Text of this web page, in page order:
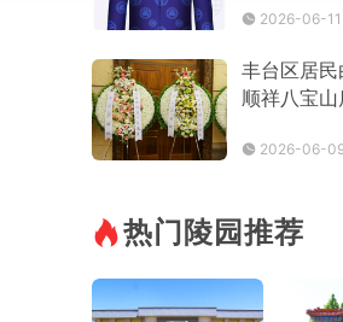
2026-06-11
丰台区居
顺祥八宝山
2026-06-
热门陵园推荐